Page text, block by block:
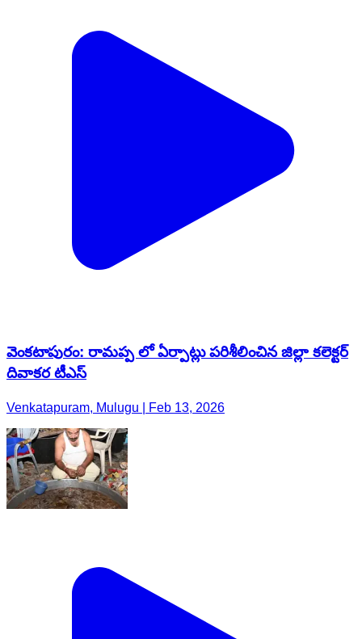
వెంకటాపురం: రామప్ప లో ఏర్పాట్లు పరిశీలించిన జిల్లా కలెక్టర్
దివాకర టీఎస్
Venkatapuram, Mulugu | Feb 13, 2026